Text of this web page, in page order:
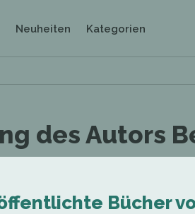
Neuheiten Kategorien
des Autors
Bücher